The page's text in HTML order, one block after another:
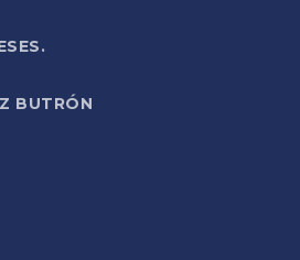
BUTRÓN